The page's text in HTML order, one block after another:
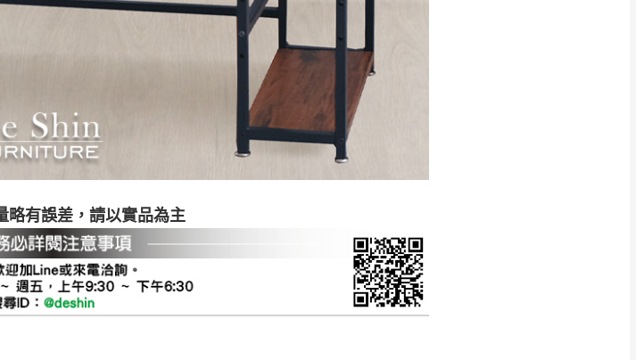
略有誤差，請以實品為主
固定每周(三)、(日)兩天收送貨
、屏東、宜蘭、 花蓮、台東、金門、馬祖、澎湖地區
司客服人員，我們將為您更換新品，運費皆由本站負責，
包裝，床墊、床包、枕頭類產品需為未拆封狀態(請保持商
料之完整性)，若未依照上述方式處理，恕無法接受退貨。
腦螢幕的設定色差或解析度等因素， 與實際商品的顏色、
，請您訂購前詳加確認。(包含商品尺寸
量，難免會有些許誤差值(約正負0.5CM) 詳細尺寸以實品
通知客服人員(Line@ ID：
致使之汙損破壞，恕無法辦理退換貨。
收送貨，敬請見諒！
，商品使用年限，因客人使用習慣、居家環境不同。若屬人
運費用，需由消費者自行吸收(另事先與消費者報價，消費
非商品品質瑕疵問題於鑑賞期內退貨之情形，我們需酌收